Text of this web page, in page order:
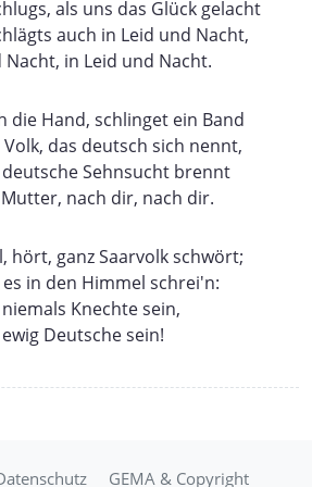
als uns das Glück gelacht
auch in Leid und Nacht,
Nacht, in Leid und Nacht.
die Hand, schlinget ein Band
das deutsch sich nennt,
Sehnsucht brennt
nach dir, nach dir.
hört, ganz Saarvolk schwört;
in den Himmel schrei'n:
Knechte sein,
Deutsche sein!
GEMA & Copyright